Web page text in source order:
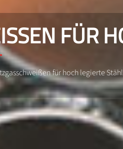
FÜR
für hoch legierte